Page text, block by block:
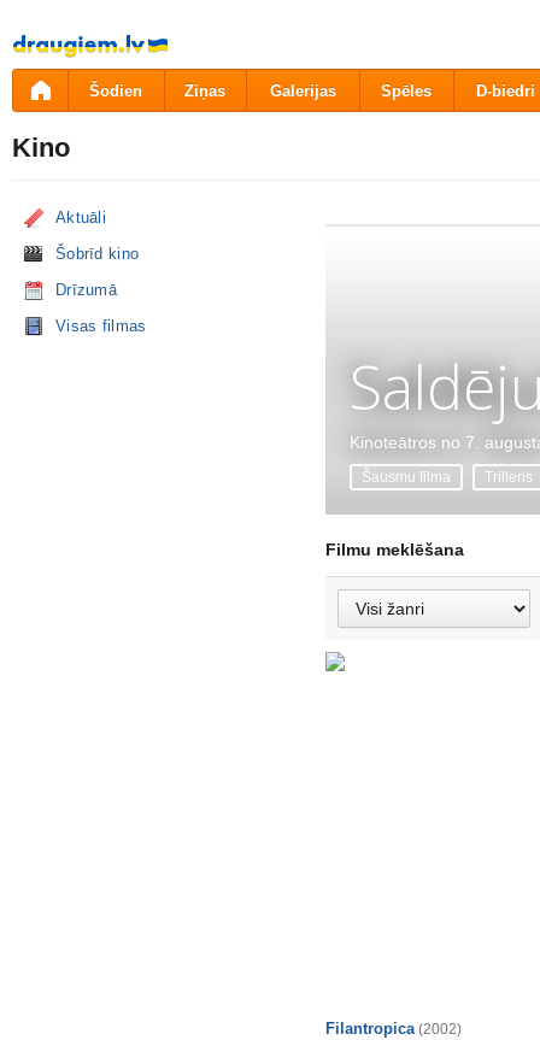
Pāriet
uz
saturu
Šodien Ziņas Galerijas Spēles D-biedri
Kino
Aktuāli
Šobrīd kino
Drīzumā
Visas filmas
Kinoteātros no 7.
Šausmu filma Trilleris
Filmu meklēšana
Filantropica (2002)